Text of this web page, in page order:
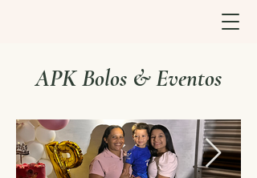
APK Bolos & Eventos